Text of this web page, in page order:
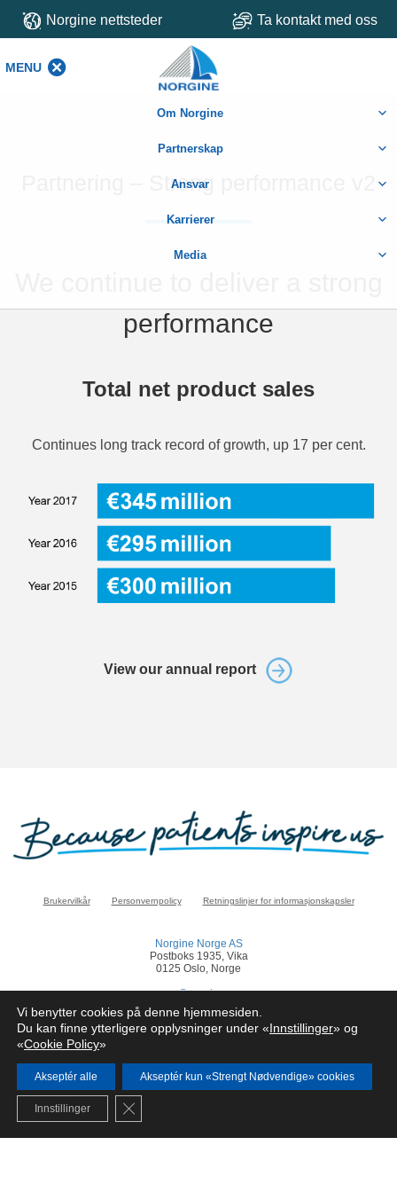
Norgine nettsteder Ta kontakt med oss
MENU
Om Norgine
Partnerskap
Ansvar
Karrierer
Media
Partnering – Strong performance v2
performance
Total net product sales
Continues long track record of growth, up 17 per cent.
View our annual report
Brukervilkår Personvernpolicy Retningslinjer for informasjonskapsler
Norgine Norge AS
Postboks 1935, Vika
0125 Oslo, Norge
norge@norgine.com
Klikkherfor å rapportere en bivirkning
NO-COR-NP-2200024
Vi benytter cookies på denne hjemmesiden.
Du kan finne ytterligere opplysninger under «Innstillinger» og
«Cookie Policy»
Akseptér alle Akseptér kun «Strengt Nødvendige» cookies
Innstillinger Close GDPR Cookie Banner